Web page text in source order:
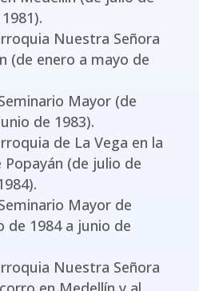
Nuestra Señora
(de enero a mayo de
Mayor (de
de 1983).
de La Vega en la
(de julio de
Mayor de
de 1984 a junio de
Nuestra Señora